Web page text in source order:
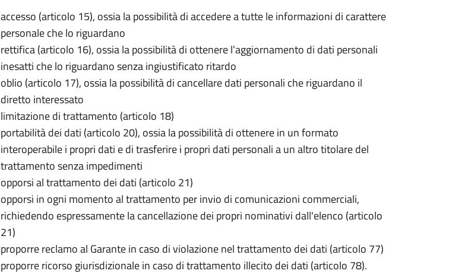
accesso (articolo 15), ossia la possibilità di accedere a tutte le informazioni di carattere
personale che lo riguardano
rettifica (articolo 16), ossia la possibilità di ottenere l’aggiornamento di dati personali
inesatti che lo riguardano senza ingiustificato ritardo
oblio (articolo 17), ossia la possibilità di cancellare dati personali che riguardano il
diretto interessato
limitazione di trattamento (articolo 18)
portabilità dei dati (articolo 20), ossia la possibilità di ottenere in un formato
interoperabile i propri dati e di trasferire i propri dati personali a un altro titolare del
trattamento senza impedimenti
opporsi al trattamento dei dati (articolo 21)
opporsi in ogni momento al trattamento per invio di comunicazioni commerciali,
richiedendo espressamente la cancellazione dei propri nominativi dall'elenco (articolo
21)
proporre reclamo al Garante in caso di violazione nel trattamento dei dati (articolo 77)
proporre ricorso giurisdizionale in caso di trattamento illecito dei dati (articolo 78).